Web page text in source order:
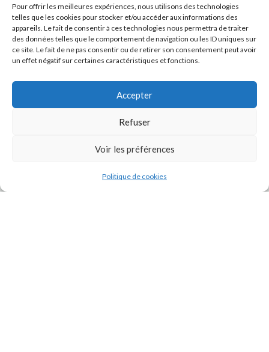
Pour offrir les meilleures expériences, nous utilisons des technologies
telles que les cookies pour stocker et/ou accéder aux informations des
appareils. Le fait de consentir à ces technologies nous permettra de traiter
des données telles que le comportement de navigation ou les ID uniques sur
ce site. Le fait de ne pas consentir ou de retirer son consentement peut avoir
un effet négatif sur certaines caractéristiques et fonctions.
Accepter
Refuser
Voir les préférences
Politique de cookies
Message